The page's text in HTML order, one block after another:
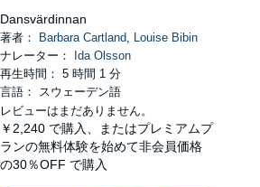
Dansvärdinnan
著者： Barbara Cartland, Louise Bibin
ナレーター：
Ida Olsson
再生時間： 5 時間 1 分
言語： スウェーデン語
レビューはまだありません。
￥2,240 で購入、またはプレミアムプ
ランの無料体験を始めて非会員価格
の30％OFF で購入